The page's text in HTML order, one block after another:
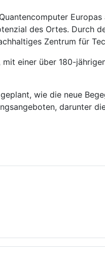
des Ortes. Durch
Zentrum für
einer über 180-
wie die neue
darunter